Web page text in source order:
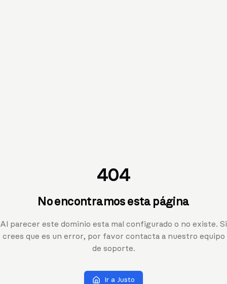
404
No encontramos esta página
Al parecer este dominio esta mal configurado o no existe. Si
crees que es un error, por favor contacta a nuestro equipo
de soporte.
Ir a Justo